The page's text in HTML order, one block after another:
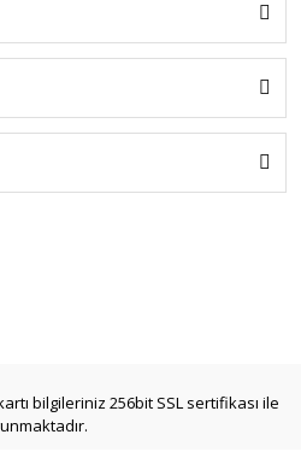
bilgileriniz 256bit SSL sertifikası ile